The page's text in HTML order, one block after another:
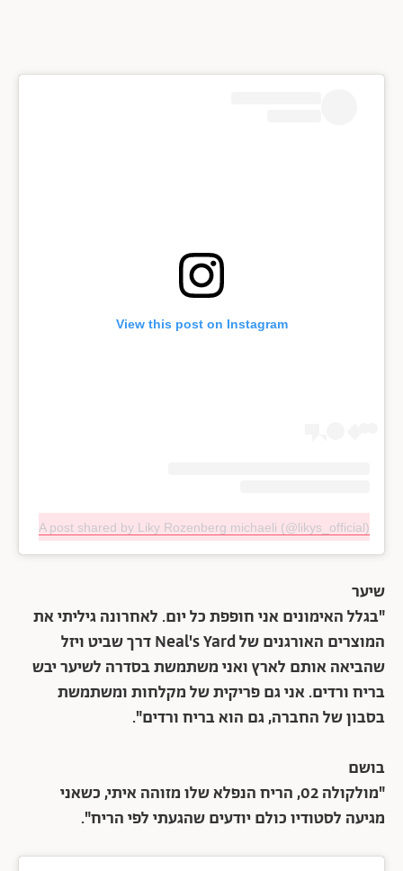
View this post on Instagram
A post shared by Liky Rozenberg michaeli (@likys_official)
שיער
"בגלל האימונים אני חופפת כל יום. לאחרונה גיליתי את
המוצרים האורגנים של Neal's Yard דרך שביט ויזל
שהביאה אותם לארץ ואני משתמשת בסדרה לשיער יבש
בריח ורדים. אני גם פריקית של מקלחות ומשתמשת
בסבון של החברה, גם הוא בריח ורדים".
בושם
"מולקולה 02, הריח הנפלא שלו מזוהה איתי, כשאני
מגיעה לסטודיו כולם יודעים שהגעתי לפי הריח".